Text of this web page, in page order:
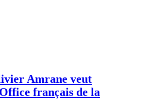
Amrane veut
français de la